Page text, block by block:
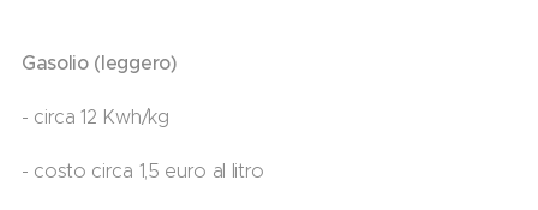
Gasolio (leggero)
- circa 12 Kwh/kg
- costo circa 1,5 euro al litro